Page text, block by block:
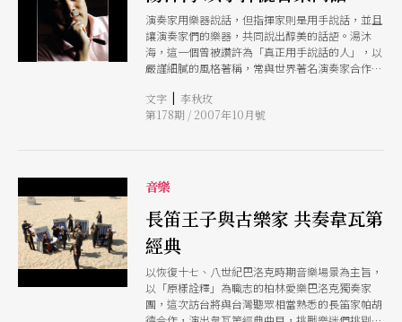
以及一場變奏的交響樂章。以劉岠渭深入淺出、趣
味盎然的講解，搭配NSO團員現場演出，解開聽眾
們對室內樂的疑惑，輕鬆的體會音樂所傳遞的美麗
境界。（李秋玫）
演奏家用樂器說話，但指揮家則是用手說話，並且
讓演奏家們的樂器，共同說出醇美的話語。湯沐
海，這一個曾被讚許為「真正用手說話的人」，以
嚴謹細膩的風格著稱，常與世界著名演奏家合作演
養及專業能力，被視為中國大陸當代最有才華、並
且最具影響力的華人音樂家之一。 出生於上海的
格塢音樂中心夏季音樂節的指揮班及演出活動。
現任蘇黎世室內交響樂團藝術總監及首席指揮，並
擔任上海音樂廳藝術總監及上海音樂學院指揮系主
任的他，將再度和台北市立交響樂團攜手合作，演
出布拉姆斯和西貝流士的作品。而身為「湯夫人」
《第二號鋼琴協奏曲》的挑戰。在特有的默契中，
流瀉指尖下，每個精心雕琢的音符。（李秋玫）
文字 | 李秋玫
第178期 / 2007年10月號
音樂
長笛王子與古樂家 共奏韋瓦第
經典
以恢復十七、八世紀巴洛克時期音樂場景為主旨，
以「原樣詮釋」為職志的柏林愛樂巴洛克獨奏家
團，這次訪台將與台灣聽眾相當熟悉的長笛家帕胡